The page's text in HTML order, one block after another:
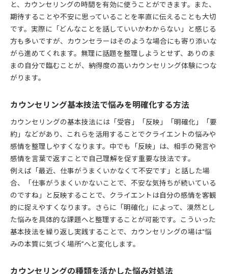
と、カウンセリングの時間を有効に使うことができます。また、
期待することや不安に思っていることを率直に伝えることも大切
です。実際に「どんなことを話していいかわからない」と感じる
方も多いですが、カウンセラーはそのような場合にも寄り添いな
がら進めてくれます。無理に話題を整理しようとせず、ありのま
まの自分で臨むことが、納得度の高いカウンセリング体験につな
がります。
カウンセリング基本技法で悩みを明確化する方法
カウンセリングの基本技法には「受容」「反映」「明確化」「要
約」などがあり、これらを活用することでクライエントの悩みや
感情を整理しやすくなります。中でも「反映」は、相手の発言や
感情を言葉で返すことで自己理解を促す重要な技法です。
例えば「最近、仕事がうまくいかなくて不安です」と話した場
合、「仕事がうまくいかないことで、不安な気持ちが続いている
のですね」と反映することで、クライエントは自分の感情を客観
的に捉えやすくなります。さらに「明確化」によって、漠然とし
た悩みを具体的な課題へと整理することが可能です。こういった
基本技法を繰り返し実践することで、カウンセリングの場は“悩
みの本質に気づく場所”へと変化します。
カウンセリングの種類を活かした悩み対処法